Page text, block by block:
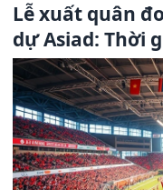
Lễ xuất quân
dự Asiad: Thời